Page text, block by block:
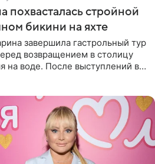
похвасталась стройной
бикини на яхте
завершила гастрольный тур
возвращением в столицу
на воде. После выступлений в